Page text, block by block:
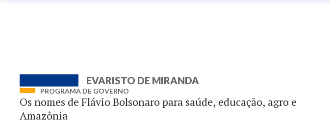
EVARISTO DE MIRANDA
PROGRAMA DE GOVERNO
Os nomes de Flávio Bolsonaro para saúde, educação, agro e
Amazônia